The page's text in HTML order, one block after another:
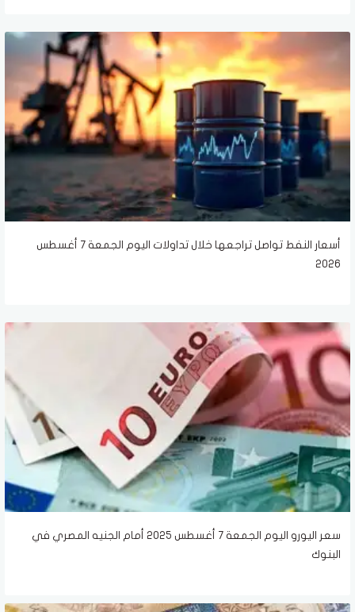
أسعار النفط تواصل تراجعها خلال تداولات اليوم الجمعة 7 أغسطس
2026
سعر اليورو اليوم الجمعة 7 أغسطس 2025 أمام الجنيه المصري في
البنوك